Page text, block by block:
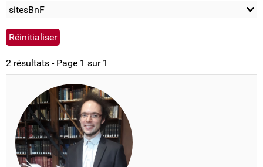
sitesBnF
2 résultats - Page 1 sur 1